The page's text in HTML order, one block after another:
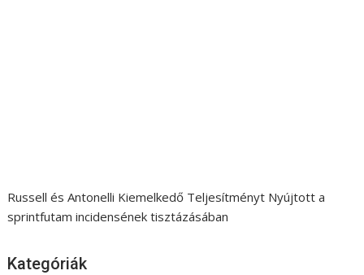
Russell és Antonelli Kiemelkedő Teljesítményt Nyújtott a
sprintfutam incidensének tisztázásában
Kategóriák